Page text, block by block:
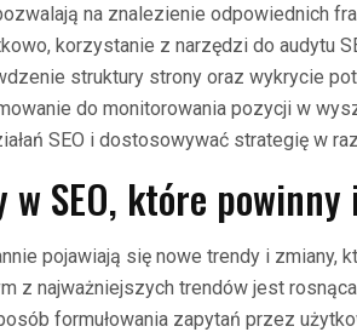
na znalezienie odpowiednich
korzystanie z narzędzi do audytu
struktury strony oraz wykrycie
do monitorowania pozycji w
SEO i dostosowywać strategię w
w SEO, które
pojawiają się nowe trendy i zmiany,
z najważniejszych trendów jest
formułowania zapytań przez